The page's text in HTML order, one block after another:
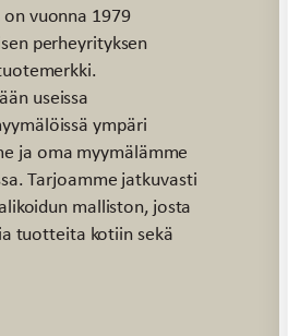
vuonna 1979
perheyrityksen
useissa
ympäri
ja oma myymälämme
Tarjoamme jatkuvasti
malliston, josta
tuotteita kotiin sekä